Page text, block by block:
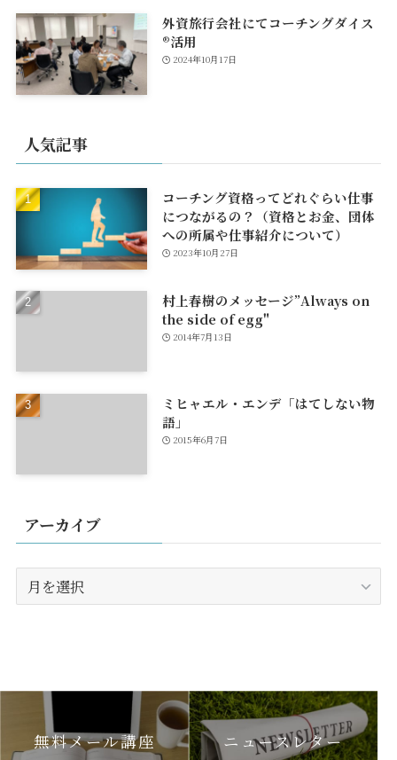
外資旅行会社にてコーチングダイス
®活用
2024年10月17日
人気記事
コーチング資格ってどれぐらい仕事
につながるの？（資格とお金、団体
への所属や仕事紹介について）
2023年10月27日
村上春樹のメッセージ”Always on
the side of egg"
2014年7月13日
ミヒャエル・エンデ「はてしない物
語」
2015年6月7日
アーカイブ
ー
無料メール講座 ニュースレター